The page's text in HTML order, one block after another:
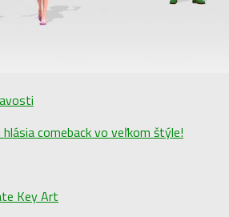
comeback vo veľkom štýle!